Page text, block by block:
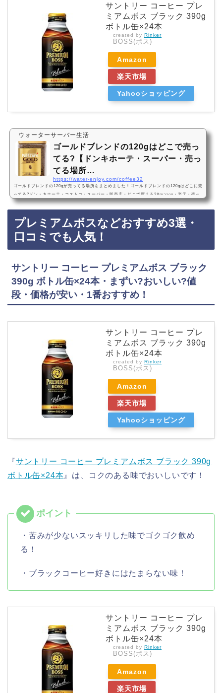
サントリー コーヒー プレ
ミアムボス ブラック 390g
ボトル缶×24本
created by Rinker
BOSS(ボス)
Amazon
楽天市場
Yahooショッピング
ウォーターサーバー生活
ゴールドブレンドの120gはどこで売っ
てる?【ドンキホーテ・スーパー・売っ
てる場所…
https://water-enjoy.com/coffee32
ゴールドブレンドの120gが売ってる場所をまとめました！ゴールドブレンドの120gはどこに売
ってる?ドン・キホーテ・コストコ・スーパー・販売店・どこで買える?Amazon・楽天・売っ
てない? ネスカフェ・顆粒・詰め替えゴールドブレンドの120gは、ドンキホーテやコストコな
ゴールドブレンドの120gがお得に買えておすすめです！ゴールドブレンドの120gなどおすすめ
3選・口コミでも人気！ネスカフェ ゴールドブレンド 120g【 ソリュブル コーヒー 】【 …
プレミアムボスなどおすすめ3選・
口コミでも人気！
サントリー コーヒー プレミアムボス ブラック
390g ボトル缶×24本・まずい?おいしい?値
段・価格が安い・1番おすすめ！
サントリー コーヒー プレ
ミアムボス ブラック 390g
ボトル缶×24本
created by Rinker
BOSS(ボス)
Amazon
楽天市場
Yahooショッピング
『サントリー コーヒー プレミアムボス ブラック 390g
ボトル缶×24本 』は、コクのある味でおいしいです！
・苦みが少ないスッキリした味でゴクゴク飲め
る！
・ブラックコーヒー好きにはたまらない味！
サントリー コーヒー プレ
ミアムボス ブラック 390g
ボトル缶×24本
created by Rinker
BOSS(ボス)
Amazon
楽天市場